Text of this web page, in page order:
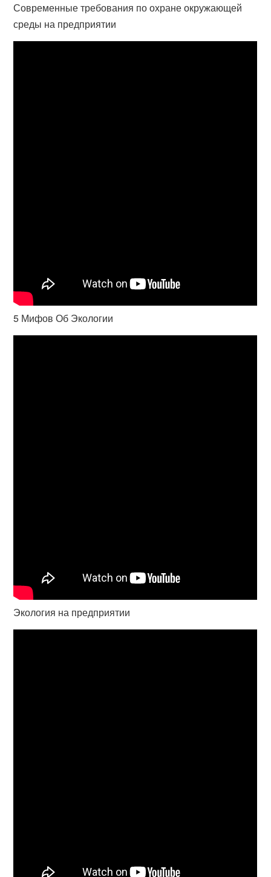
Современные требования по охране окружающей
среды на предприятии
5 Мифов Об Экологии
Экология на предприятии